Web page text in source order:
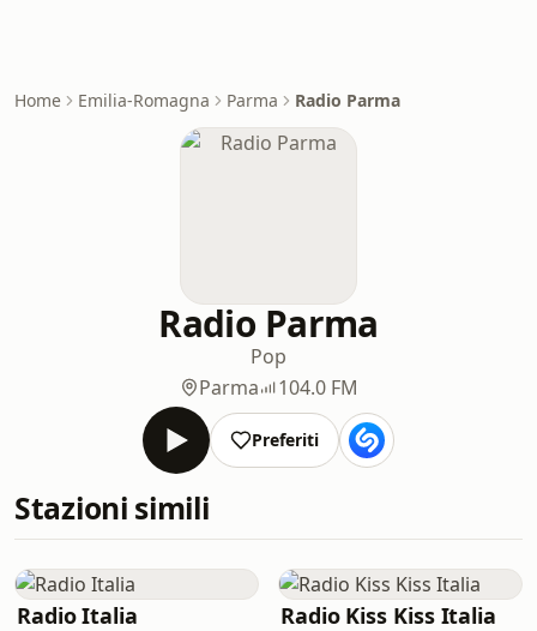
Home Emilia-Romagna Parma Radio Parma
Radio Parma
Pop
Parma
104.0 FM
Preferiti
Stazioni simili
Radio Italia Radio Kiss Kiss Italia